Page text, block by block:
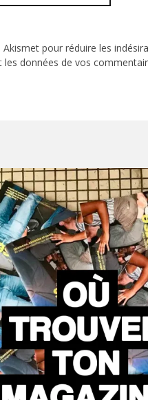
Akismet pour réduire les
les données de vos